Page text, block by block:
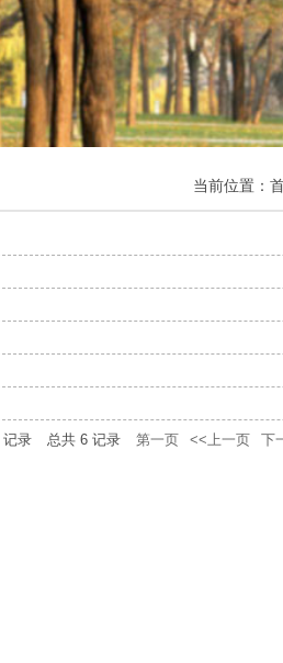
当前位置：
记录 总共 6 记录 第一页 <<上一页 下